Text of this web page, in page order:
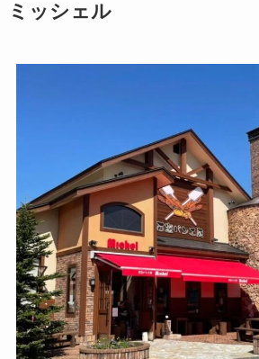
ミッシェル